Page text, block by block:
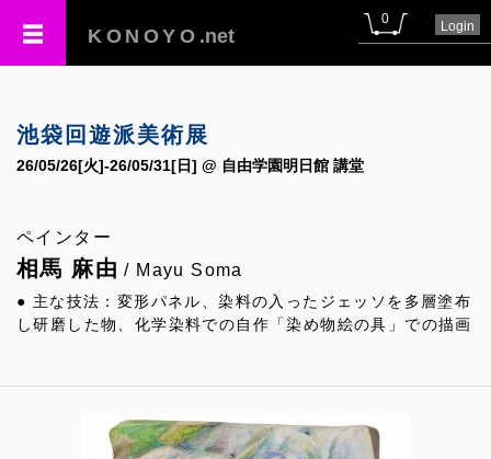
KONOYO .net
0 Login
池袋回遊派美術展
26/05/26[火]-26/05/31[日] @ 自由学園明日館 講堂
ペインター
相馬 麻由 / Mayu Soma
● 主な技法：変形パネル、染料の入ったジェッソを多層塗布
し研磨した物、化学染料での自作「染め物絵の具」での描画